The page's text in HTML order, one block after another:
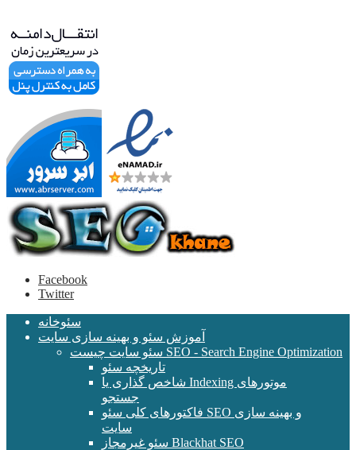
Facebook
Twitter
سئوخانه
آموزش سئو و بهینه سازی سایت
سئو سایت چیست SEO - Search Engine Optimization
تاریخچه سئو
شاخص گذاری یا Indexing موتورهای
جستجو
فاکتورهای کلی سئو SEO و بهینه سازی
سایت
سئو غیرمجاز Blackhat SEO